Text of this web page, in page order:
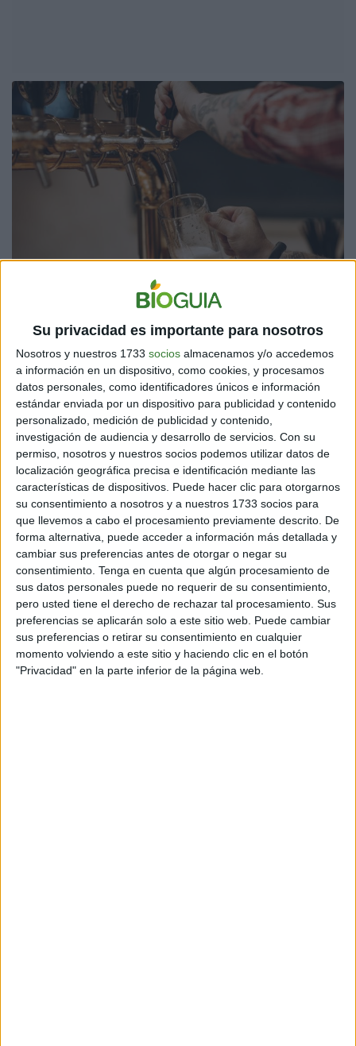
Su privacidad es importante para nosotros
Nosotros y nuestros 1733 socios almacenamos y/o accedemos
a información en un dispositivo, como cookies, y procesamos
datos personales, como identificadores únicos e información
estándar enviada por un dispositivo para publicidad y contenido
personalizado, medición de publicidad y contenido,
investigación de audiencia y desarrollo de servicios. Con su
permiso, nosotros y nuestros socios podemos utilizar datos de
localización geográfica precisa e identificación mediante las
características de dispositivos. Puede hacer clic para otorgarnos
su consentimiento a nosotros y a nuestros 1733 socios para
que llevemos a cabo el procesamiento previamente descrito. De
forma alternativa, puede acceder a información más detallada y
cambiar sus preferencias antes de otorgar o negar su
consentimiento. Tenga en cuenta que algún procesamiento de
sus datos personales puede no requerir de su consentimiento,
pero usted tiene el derecho de rechazar tal procesamiento. Sus
preferencias se aplicarán solo a este sitio web. Puede cambiar
sus preferencias o retirar su consentimiento en cualquier
momento volviendo a este sitio y haciendo clic en el botón
"Privacidad" en la parte inferior de la página web.
Extrapolando a partir de estos datos, los
rendimientos del lúpulo que va desde un 4% al 18% en
el período de 2021-2050 en comparación con el
período de 1989-2018, y una disminución de los
niveles de ácidos alfa del 20% al 31%.
En toda Europa del sur y central, "
será necesario
aumentar en un 20% la superficie dedicada al lúpulo
aromático en comparación con la superficie actual
para compensar la futura disminución de la
concentración de ácidos alfa (y/o de la producción de
lúpulo)", señala el estudio.
Lee también:Cerveza: ¿cuál es el secreto de su
elaboración?